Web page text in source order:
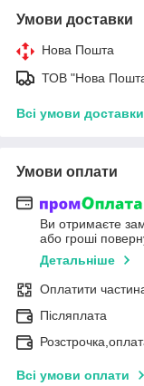
Умови доставки
Нова Пошта
ТОВ "Нова
Всі умови доставки
Умови оплати
Ви отримаєте
або гроші
Детальніше
Оплатити
Післяплата
Всі умови оплати